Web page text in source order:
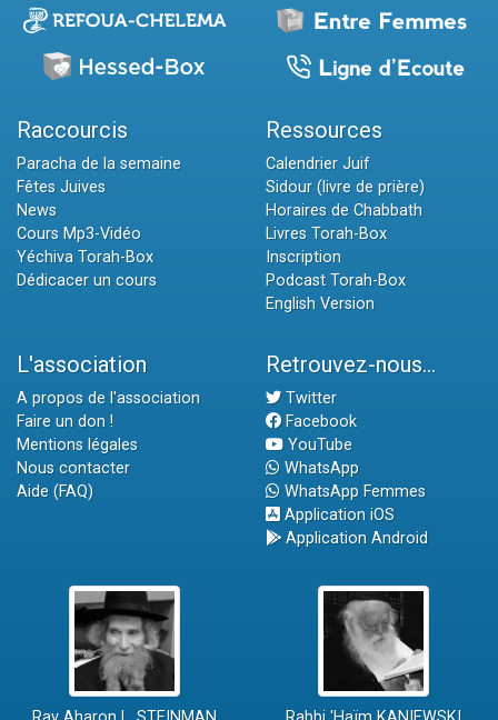
Raccourcis
Paracha de la semaine
Fêtes Juives
News
Cours Mp3-Vidéo
Yéchiva Torah-Box
Dédicacer un cours
Ressources
Calendrier Juif
Sidour (livre de prière)
Horaires de Chabbath
Livres Torah-Box
Inscription
Podcast Torah-Box
English Version
L'association
A propos de l'association
Faire un don !
Mentions légales
Nous contacter
Aide (FAQ)
Retrouvez-nous...
Twitter
Facebook
YouTube
WhatsApp
WhatsApp Femmes
Application iOS
Application Android